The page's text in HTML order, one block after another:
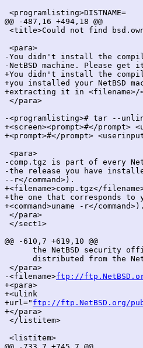
<programlisting>DISTNAME=	foo-17.42
@@ -487,16 +494,18 @@
<title>Could not find
<para>
-You didn't install the
-NetBSD machine. Please
+You didn't install the
+you installed your NetBSD
+extracting it in <filename>/
</para>
-<programlisting># tar --
+<screen><prompt>#</
+<prompt>#</prompt>
<para>
-comp.tgz is part of every
-the release you have installed
--r</command>).
+<filename>comp.tgz</
+the one that corresponds to
+<command>uname -r</command>).
</para>
</sect1>
@@ -610,7 +619,10 @@
the NetBSD security
distributed from the
</para>
-<filename>ftp://
+<para>
+<ulink
+url=" ftp://ftp.NetBSD.org/
+</para>
</listitem>
<listitem>